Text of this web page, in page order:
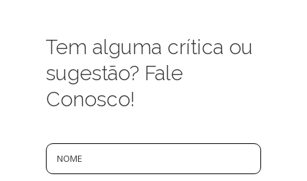
Tem alguma crítica ou
sugestão? Fale
Conosco!